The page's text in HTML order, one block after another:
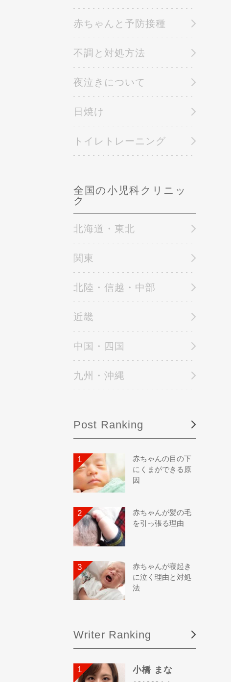
赤ちゃんと予防接種
不調と対処方法
夜泣きについて
日焼け
トイレトレーニング
全国の小児科クリニッ
ク
北海道・東北
関東
北陸・信越・中部
近畿
中国・四国
九州・沖縄
Post Ranking
赤ちゃんの目の下
にくまができる原
因
赤ちゃんが髪の毛
を引っ張る理由
赤ちゃんが寝起き
に泣く理由と対処
法
Writer Ranking
小橋 まな